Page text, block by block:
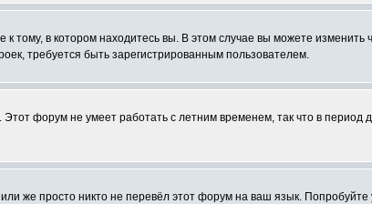
в котором находитесь вы. В этом случае вы можете изменить
требуется быть зарегистрированным пользователем.
форум не умеет работать с летним временем, так что в период
же просто никто не перевёл этот форум на ваш язык.